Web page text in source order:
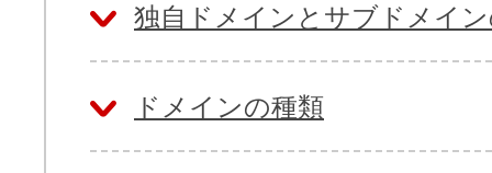
独自ドメインとサブドメイ
ドメインの種類